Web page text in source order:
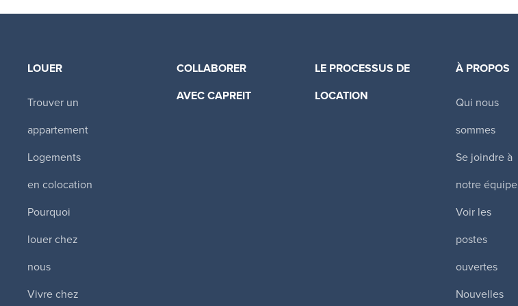
LOUER
Trouver un
appartement
Logements
en colocation
Pourquoi
louer chez
nous
Vivre chez
COLLABORER
AVEC CAPREIT​
LE PROCESSUS DE
LOCATION
À PROPOS
Qui nous
sommes
Se joindre à
notre équipe
Voir les
postes
ouvertes
Nouvelles
Canadian Apartment Properties REIT